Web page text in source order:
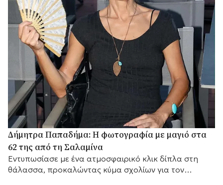
Δήμητρα Παπαδήμα: Η φωτογραφία με μαγιό στα
62 της από τη Σαλαμίνα
Εντυπωσίασε με ένα ατμοσφαιρικό κλικ δίπλα στη
θάλασσα, προκαλώντας κύμα σχολίων για τον